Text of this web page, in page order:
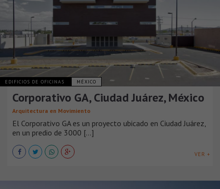
EDIFICIOS DE OFICINAS MÉXICO
Corporativo GA, Ciudad Juárez, México
Arquitectura en Movimiento
El Corporativo GA es un proyecto ubicado en Ciudad Juárez,
en un predio de 3000 [...]
VER +